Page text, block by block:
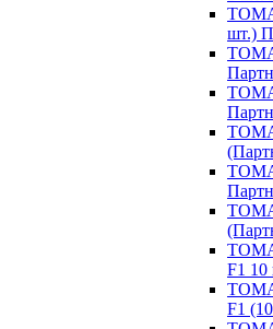
шт.)
F1 10
F1